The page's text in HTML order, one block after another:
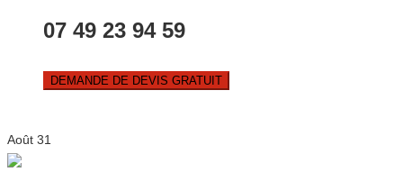
07 49 23 94 59
DEMANDE DE DEVIS GRATUIT
Août 31